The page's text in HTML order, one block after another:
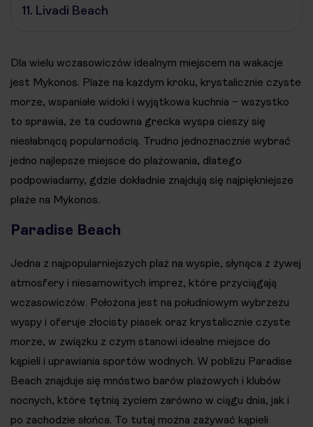
11. Livadi Beach
Dla wielu wczasowiczów idealnym miejscem na wakacje
jest Mykonos. Plaże na każdym kroku, krystalicznie czyste
morze, wspaniałe widoki i wyjątkowa kuchnia – wszystko
to sprawia, że ta cudowna grecka wyspa cieszy się
niesłabnącą popularnością. Trudno jednoznacznie wybrać
jedno najlepsze miejsce do plażowania, dlatego
podpowiadamy, gdzie dokładnie znajdują się najpiękniejsze
plaże na Mykonos.
Paradise Beach
Jedna z najpopularniejszych plaż na wyspie, słynąca z żywej
atmosfery i niesamowitych imprez, które przyciągają
wczasowiczów. Położona jest na południowym wybrzeżu
wyspy i oferuje złocisty piasek oraz krystalicznie czyste
morze, w związku z czym stanowi idealne miejsce do
kąpieli i uprawiania sportów wodnych. W pobliżu Paradise
Beach znajduje się mnóstwo barów plażowych i klubów
nocnych, które tętnią życiem zarówno w ciągu dnia, jak i
po zachodzie słońca. To tutaj można zażywać kąpieli